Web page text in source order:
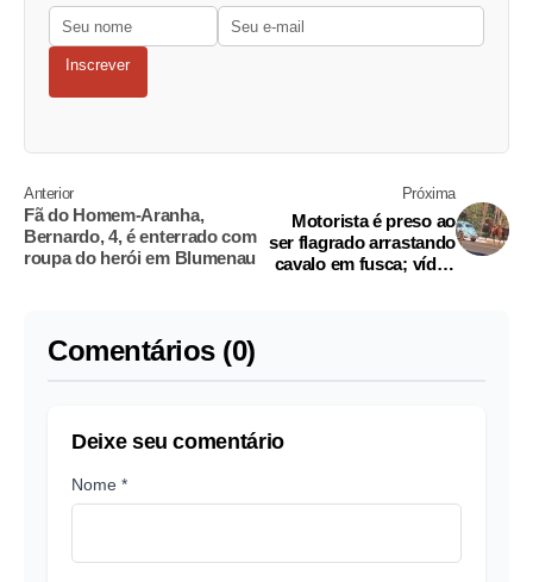
Inscrever
Anterior
Fã do Homem-Aranha,
Bernardo, 4, é enterrado com
roupa do herói em Blumenau
Próxima
Motorista é preso ao
ser flagrado arrastando
cavalo em fusca; vídeo
Comentários (0)
Deixe seu comentário
Nome *